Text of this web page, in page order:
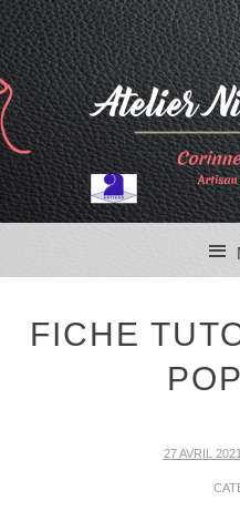
FICHE
27 AVRIL 2021